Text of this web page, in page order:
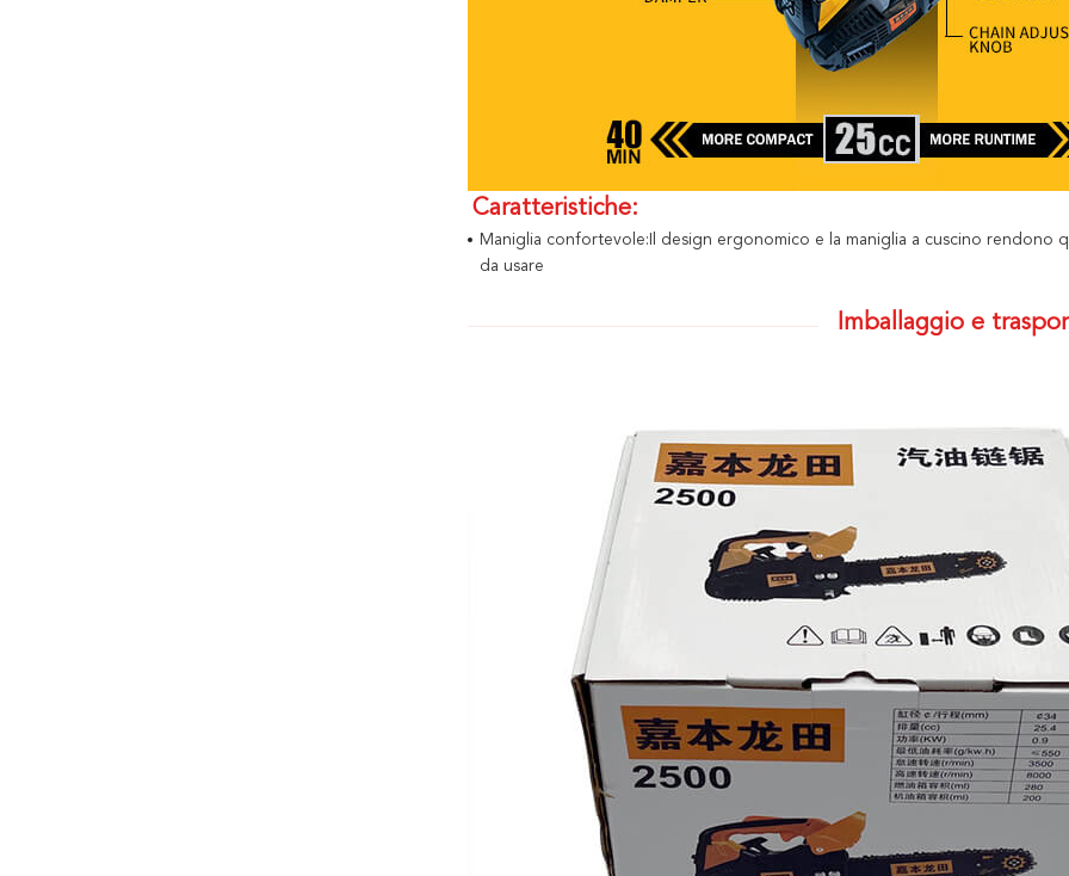
Caratteristiche:
Maniglia confortevole:Il design ergonomico e la maniglia a cuscino rendono
da usare
Imballaggio e